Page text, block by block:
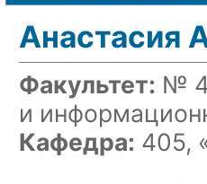
Анастасия
Факультет: №
и
Кафедра: 405,